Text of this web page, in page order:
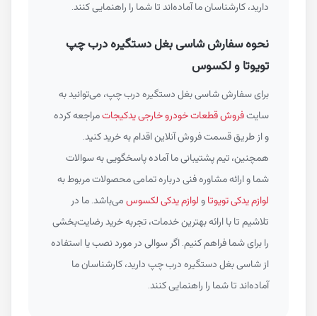
دارید، کارشناسان ما آماده‌اند تا شما را راهنمایی کنند.
نحوه سفارش شاسی بغل دستگیره درب چپ
تویوتا و لکسوس
برای سفارش شاسی بغل دستگیره درب چپ، می‌توانید به
سایتفروش قطعات خودرو خارجی یدکیجاتمراجعه کرده
و از طریق قسمت فروش آنلاین اقدام به خرید کنید.
همچنین، تیم پشتیبانی ما آماده پاسخگویی به سوالات
شما و ارائه مشاوره فنی درباره تمامی محصولات مربوط به
لوازم یدکی تویوتاولوازم یدکی لکسوسمی‌باشد. ما در
تلاشیم تا با ارائه بهترین خدمات، تجربه خرید رضایت‌بخشی
را برای شما فراهم کنیم. اگر سوالی در مورد نصب یا استفاده
از شاسی بغل دستگیره درب چپ دارید، کارشناسان ما
آماده‌اند تا شما را راهنمایی کنند.